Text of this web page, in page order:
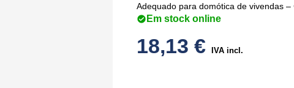
Adequado para domótica de vivendas
Em stock online
18,13€ IVA incl.